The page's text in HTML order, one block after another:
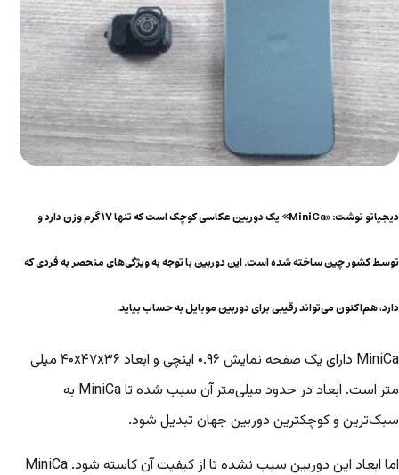
دیجیاتو نوشت: «MiniCa» یک دوربین عکاسی کوچک است که تنها ۱۷ گرم وزن دارد و
توسط کشور چین ساخته شده است. این دوربین با توجه به ویژگی‌های منحصر به فردی که
دارد، هم‌اکنون می‌تواند رقیبی برای دوربین موبایل به حساب بیاید.
MiniCa دارای یک صفحه نمایش ۰.۹۶ اینچی و ابعاد ۴۰x۴۷x۳۶ میلی
متر است. ابعاد در حدود میلی‌متر آن سبب شده تا MiniCa به
سبک‌ترین و کوچکترین دوربین جهان تبدیل شود.
اما ابعاد این دوربین سبب نشده تا از کیفیت آن کاسته شود. MiniCa